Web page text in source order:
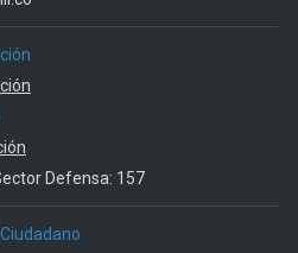
Defensa: 157